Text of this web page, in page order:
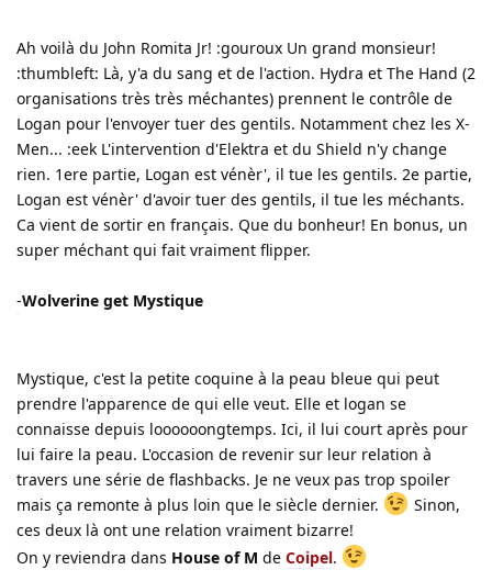
Ah voilà du John Romita Jr! :gouroux Un grand monsieur!
:thumbleft: Là, y'a du sang et de l'action. Hydra et The Hand (2
organisations très très méchantes) prennent le contrôle de
Logan pour l'envoyer tuer des gentils. Notamment chez les X-
Men... :eek L'intervention d'Elektra et du Shield n'y change
rien. 1ere partie, Logan est vénèr', il tue les gentils. 2e partie,
Logan est vénèr' d'avoir tuer des gentils, il tue les méchants.
Ca vient de sortir en français. Que du bonheur! En bonus, un
super méchant qui fait vraiment flipper.
-Wolverine get Mystique
Mystique, c'est la petite coquine à la peau bleue qui peut
prendre l'apparence de qui elle veut. Elle et logan se
connaisse depuis loooooongtemps. Ici, il lui court après pour
lui faire la peau. L'occasion de revenir sur leur relation à
travers une série de flashbacks. Je ne veux pas trop spoiler
mais ça remonte à plus loin que le siècle dernier.
Sinon,
ces deux là ont une relation vraiment bizarre!
On y reviendra dans House of M de Coipel.